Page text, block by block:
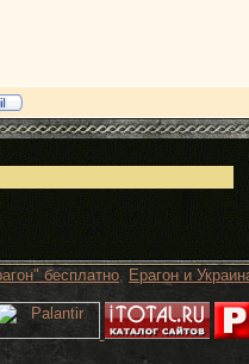
бесплатно, Ерагон и